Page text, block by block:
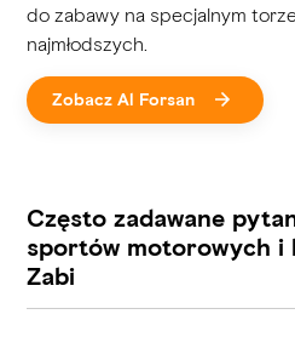
do zabawy na specjalnym
najmłodszych.
Zobacz Al Forsan
Często zadawane
sportów motorowych i
Zabi